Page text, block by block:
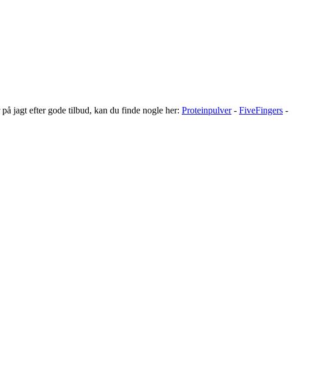
jagt efter gode tilbud, kan du finde nogle her: Proteinpulver- FiveFingers -